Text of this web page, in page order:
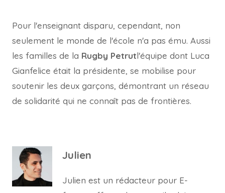
Pour l'enseignant disparu, cependant, non
seulement le monde de l'école n'a pas ému. Aussi
les familles de la Rugby Petrutl'équipe dont Luca
Gianfelice était la présidente, se mobilise pour
soutenir les deux garçons, démontrant un réseau
de solidarité qui ne connaît pas de frontières.
Julien
Julien est un rédacteur pour E-